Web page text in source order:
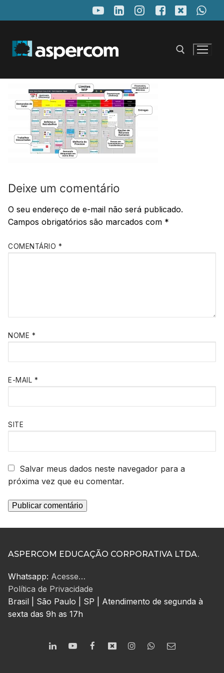
para
conteúdo
Deixe um comentário
O seu endereço de e-mail não será publicado.
Campos obrigatórios são marcados com *
COMENTÁRIO *
NOME *
E-MAIL *
SITE
Salvar meus dados neste navegador para a
próxima vez que eu comentar.
ASPERCOM EDUCAÇÃO CORPORATIVA LTDA.
Whatsapp: Acesse…
Política de Privacidade
Brasil | São Paulo | SP | Atendimento de segunda à
sexta das 9h as 17h